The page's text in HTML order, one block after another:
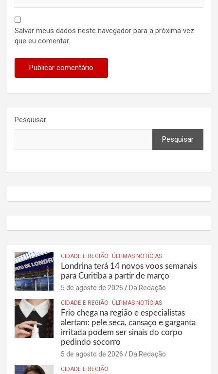
Salvar meus dados neste navegador para a próxima vez
que eu comentar.
Pesquisar
Pesquisar
CIDADE E REGIÃO ÚLTIMAS NOTÍCIAS
Londrina terá 14 novos voos semanais
para Curitiba a partir de março
5 de agosto de 2026 Da Redação
CIDADE E REGIÃO ÚLTIMAS NOTÍCIAS
Frio chega na região e especialistas
alertam: pele seca, cansaço e garganta
irritada podem ser sinais do corpo
pedindo socorro
5 de agosto de 2026 Da Redação
CIDADE E REGIÃO